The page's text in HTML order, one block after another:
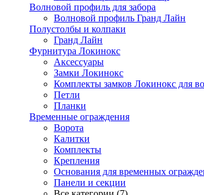
Волновой профиль для забора
Волновой профиль Гранд Лайн
Полустолбы и колпаки
Гранд Лайн
Фурнитура Локинокс
Аксессуары
Замки Локинокс
Комплекты замков Локинокс для
Петли
Планки
Временные ограждения
Ворота
Калитки
Комплекты
Крепления
Основания для временных
Панели и секции